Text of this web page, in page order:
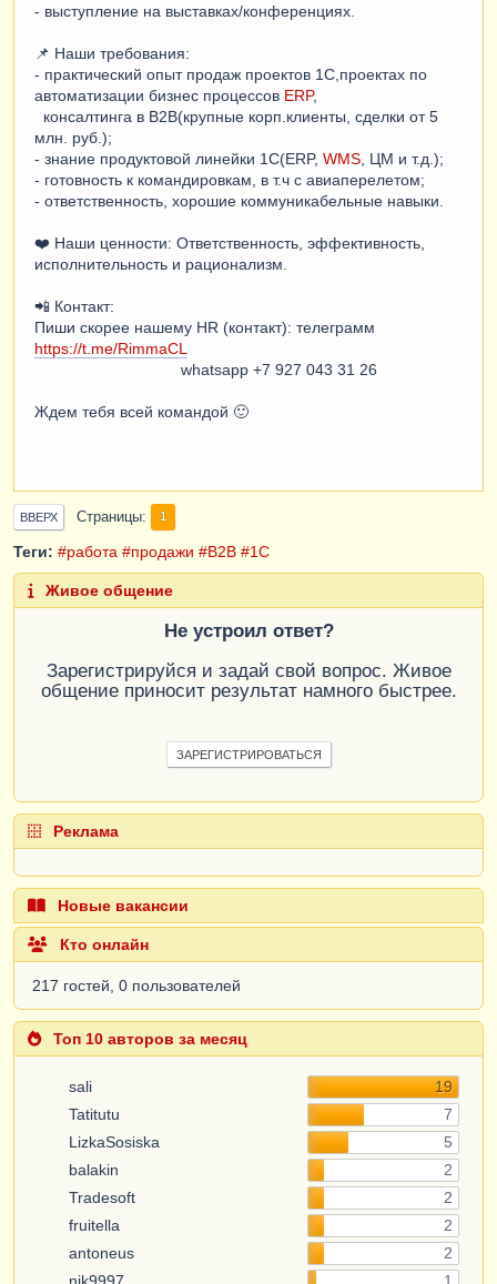
- выступление на выставках/конференциях.
📌 Наши требования:
- практический опыт продаж проектов 1С,проектах по
автоматизации бизнес процессов ERP,
консалтинга в В2В(крупные корп.клиенты, сделки от 5
млн. руб.);
- знание продуктовой линейки 1С(ERP, WMS , ЦМ и т.д.);
- готовность к командировкам, в т.ч с авиаперелетом;
- ответственность, хорошие коммуникабельные навыки.
❤️ Наши ценности: Ответственность, эффективность,
исполнительность и рационализм.
📲 Контакт:
Пиши скорее нашему HR (контакт): телеграмм
https://t.me/RimmaCL
whatsapp +7 927 043 31 26
Ждем тебя всей командой 🙂
ВВЕРХ Страницы 1
Теги: #работа #продажи #В2В #1С
Живое общение
Не устроил ответ?
Зарегистрируйся и задай свой вопрос. Живое
общение приносит результат намного быстрее.
ЗАРЕГИСТРИРОВАТЬСЯ
Реклама
Новые вакансии
Кто онлайн
217 гостей, 0 пользователей
Топ 10 авторов за месяц
sali
19
Tatitutu
7
LizkaSosiska
5
balakin
2
Tradesoft
2
fruitella
2
antoneus
2